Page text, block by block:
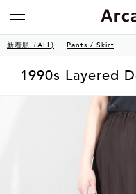
新着順（ALL) Pants / Skirt
1990s Layered